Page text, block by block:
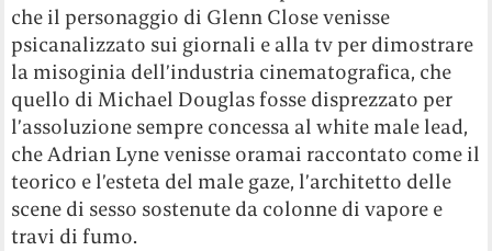
che il personaggio di Glenn Close venisse
psicanalizzato sui giornali e alla tv per dimostrare
la misoginia dell’industria cinematografica, che
quello di Michael Douglas fosse disprezzato per
l’assoluzione sempre concessa al white male lead,
che Adrian Lyne venisse oramai raccontato come il
teorico e l’esteta del male gaze, l’architetto delle
scene di sesso sostenute da colonne di vapore e
travi di fumo.